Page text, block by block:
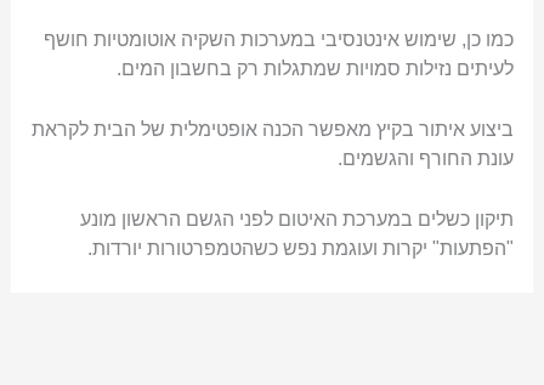
כמו כן, שימוש אינטנסיבי במערכות השקיה אוטומטיות חושף
לעיתים נזילות סמויות שמתגלות רק בחשבון המים.
ביצוע איתור בקיץ מאפשר הכנה אופטימלית של הבית לקראת
עונת החורף והגשמים.
תיקון כשלים במערכת האיטום לפני הגשם הראשון מונע
"הפתעות" יקרות ועוגמת נפש כשהטמפרטורות יורדות.